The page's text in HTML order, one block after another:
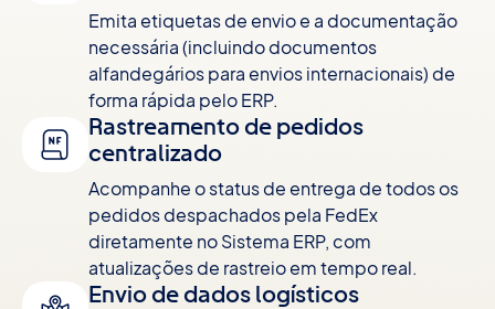
Emita etiquetas de envio e a documentação
necessária (incluindo documentos
alfandegários para envios internacionais) de
forma rápida pelo ERP.
Rastreamento de pedidos
centralizado
Acompanhe o status de entrega de todos os
pedidos despachados pela FedEx
diretamente no Sistema ERP, com
atualizações de rastreio em tempo real.
Envio de dados logísticos